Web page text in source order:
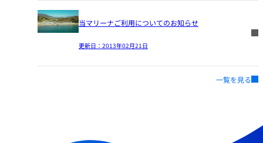
当マリーナご利用についてのお知らせ
更新日： 2013年02月21日
一覧を見る